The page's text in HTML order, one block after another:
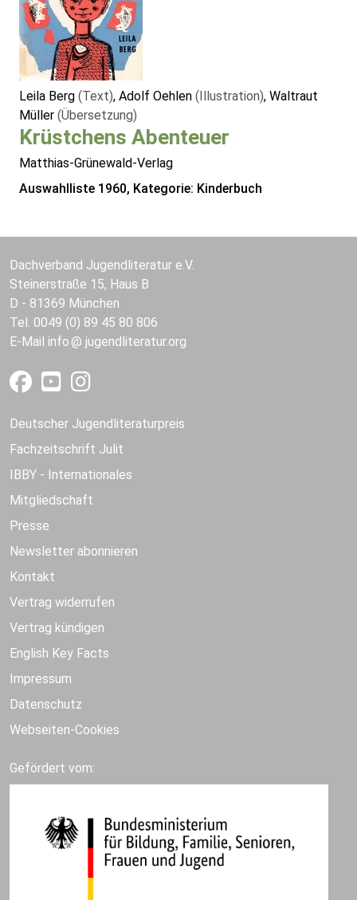
Leila Berg (Text), Adolf Oehlen (Illustration), Waltraut
Müller (Übersetzung)
Krüstchens Abenteuer
Matthias-Grünewald-Verlag
Auswahlliste 1960, Kategorie: Kinderbuch
Dachverband Jugendliteratur e.V.
Steinerstraße 15, Haus B
D - 81369 München
Tel. 0049 (0) 89 45 80 806
E-Mail info jugendliteratur.org
Deutscher Jugendliteraturpreis
Fachzeitschrift Julit
IBBY - Internationales
Mitgliedschaft
Presse
Newsletter abonnieren
Kontakt
Vertrag widerrufen
Vertrag kündigen
English Key Facts
Impressum
Datenschutz
Webseiten-Cookies
Gefördert vom: